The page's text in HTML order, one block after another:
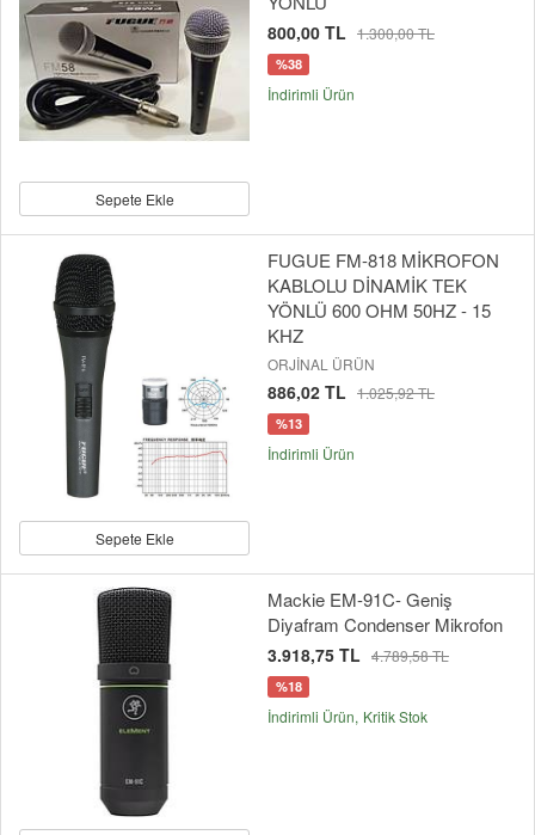
Sepete Ekle
800,00 TL 1.300,00 TL
%38
İndirimli Ürün
Sepete Ekle
FUGUE FM-818 MİKROFON
KABLOLU DİNAMİK TEK
YÖNLÜ 600 OHM 50HZ - 15
KHZ
ORJİNAL ÜRÜN
886,02 TL 1.025,92 TL
%13
İndirimli Ürün
Mackie EM-91C- Geniş
Diyafram Condenser Mikrofon
3.918,75 TL 4.789,58 TL
%18
İndirimli Ürün Kritik Stok